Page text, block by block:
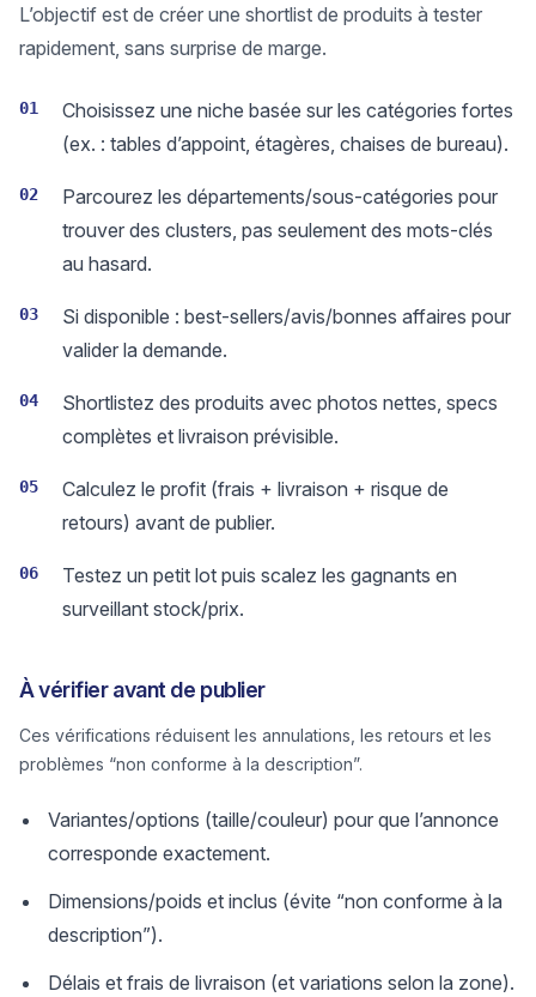
L’objectif est de créer une shortlist de produits à tester
rapidement, sans surprise de marge.
01
Choisissez une niche basée sur les catégories fortes
(ex. : tables d’appoint, étagères, chaises de bureau).
02
Parcourez les départements/sous-catégories pour
trouver des clusters, pas seulement des mots-clés
au hasard.
03
Si disponible : best-sellers/avis/bonnes affaires pour
valider la demande.
04
Shortlistez des produits avec photos nettes, specs
complètes et livraison prévisible.
05
Calculez le profit (frais + livraison + risque de
retours) avant de publier.
06
Testez un petit lot puis scalez les gagnants en
surveillant stock/prix.
À vérifier avant de publier
Ces vérifications réduisent les annulations, les retours et les
problèmes “non conforme à la description”.
Variantes/options (taille/couleur) pour que l’annonce
corresponde exactement.
Dimensions/poids et inclus (évite “non conforme à la
description”).
Délais et frais de livraison (et variations selon la zone).